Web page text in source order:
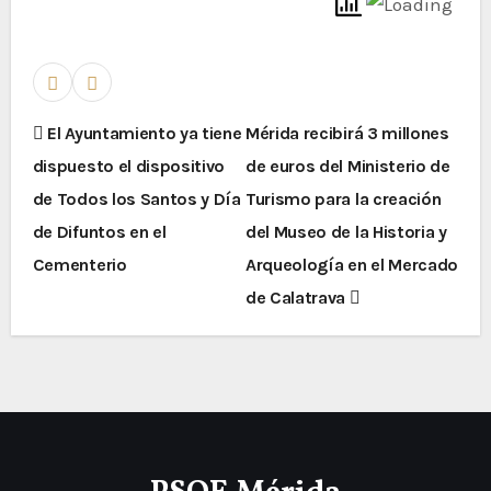
El Ayuntamiento ya tiene
dispuesto el dispositivo
de Todos los Santos y Día
de Difuntos en el
Cementerio
Mérida recibirá 3 millones
de euros del Ministerio de
Turismo para la creación
del Museo de la Historia y
Arqueología en el Mercado
de Calatrava